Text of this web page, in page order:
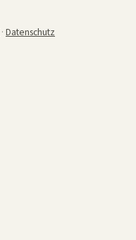
· Datenschutz